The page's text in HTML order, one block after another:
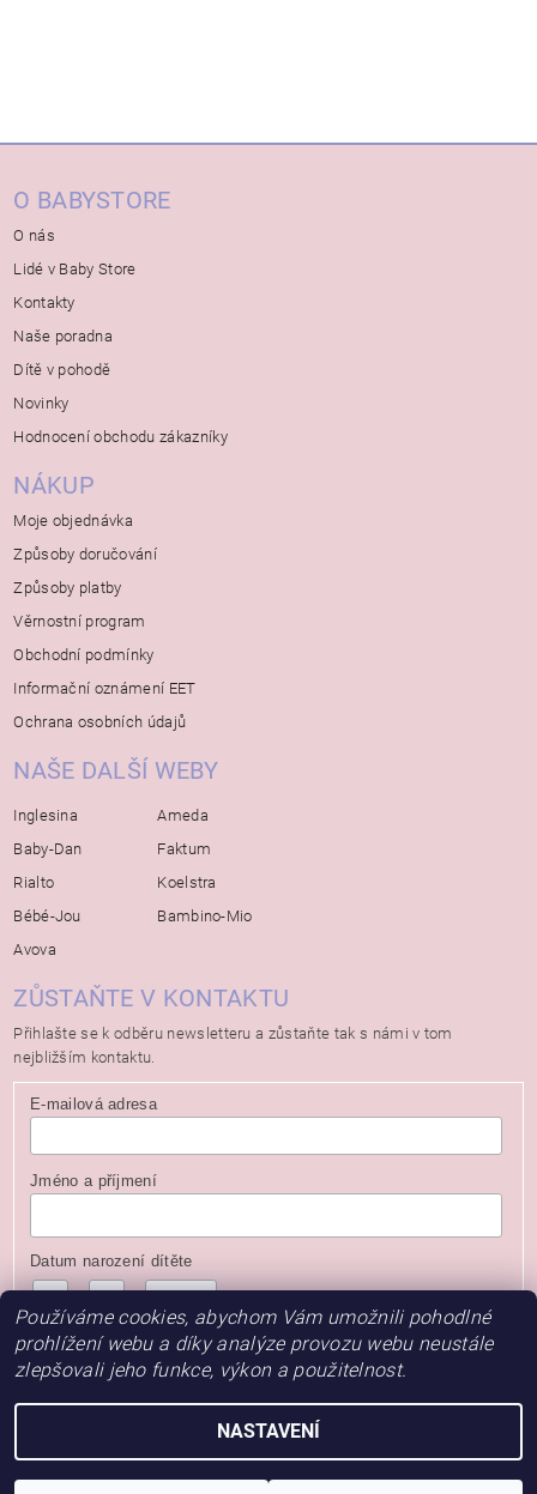
O BABYSTORE
O nás
Lidé v Baby Store
Kontakty
Naše poradna
Dítě v pohodě
Novinky
Hodnocení obchodu zákazníky
NÁKUP
Moje objednávka
Způsoby doručování
Způsoby platby
Věrnostní program
Obchodní podmínky
Informační oznámení EET
Ochrana osobních údajů
NAŠE DALŠÍ WEBY
Inglesina
Baby-Dan
Rialto
Bébé-Jou
Avova
Ameda
Faktum
Koelstra
Bambino-Mio
ZŮSTAŇTE V KONTAKTU
Přihlašte se k odběru newsletteru a zůstaňte tak s námi v tom
nejbližším kontaktu.
E-mailová adresa
Jméno a příjmení
Datum narození dítěte
2026 © Baby Store, všechna práva vyhrazena
Používáme cookies, abychom Vám umožnili pohodlné
prohlížení webu a díky analýze provozu webu neustále
zlepšovali jeho funkce, výkon a použitelnost.
NASTAVENÍ